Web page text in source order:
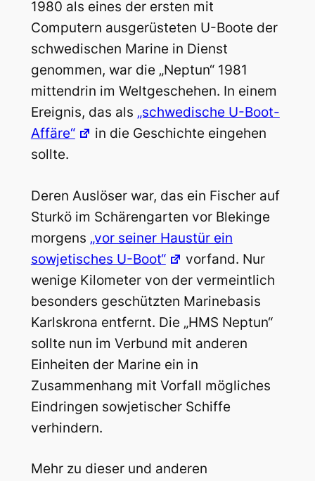
1980 als eines der ersten mit
Computern ausgerüsteten U-Boote der
schwedischen Marine in Dienst
genommen, war die „Neptun“ 1981
mittendrin im Weltgeschehen. In einem
Ereignis, das als „schwedische U-Boot-
Affäre“
in die Geschichte eingehen
sollte.
Deren Auslöser war, das ein Fischer auf
Sturkö im Schärengarten vor Blekinge
morgens „vor seiner Haustür ein
sowjetisches U-Boot“
vorfand. Nur
wenige Kilometer von der vermeintlich
besonders geschützten Marinebasis
Karlskrona entfernt. Die „HMS Neptun“
sollte nun im Verbund mit anderen
Einheiten der Marine ein in
Zusammenhang mit Vorfall mögliches
Eindringen sowjetischer Schiffe
verhindern.
Mehr zu dieser und anderen